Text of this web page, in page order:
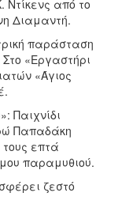
Ντίκενς από το
Διαμαντή.
παράσταση
Στο «Εργαστήρι
«Άγιος
Παιχνίδι
Παπαδάκη
επτά
παραμυθιού.
ζεστό